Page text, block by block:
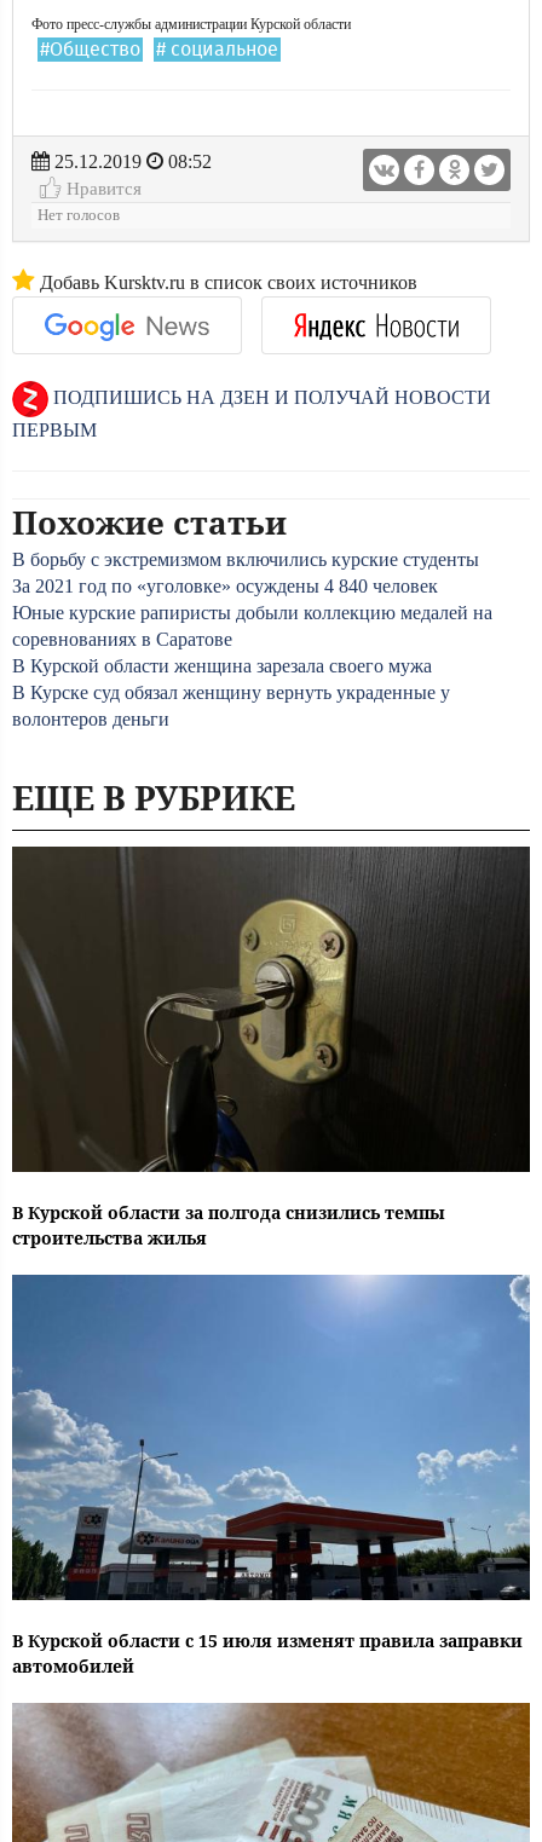
Фото пресс-службы администрации Курской области
#Общество # социальное
25.12.2019
08:52
Нравится
Нет голосов
Добавь Kursktv.ru в список своих источников
ПОДПИШИСЬ НА ДЗЕН И ПОЛУЧАЙ НОВОСТИ
ПЕРВЫМ
Похожие статьи
В борьбу с экстремизмом включились курские студенты
За 2021 год по «уголовке» осуждены 4 840 человек
Юные курские рапиристы добыли коллекцию медалей на
соревнованиях в Саратове
В Курской области женщина зарезала своего мужа
В Курске суд обязал женщину вернуть украденные у
волонтеров деньги
ЕЩЕ В РУБРИКЕ
В Курской области за полгода снизились темпы
строительства жилья
В Курской области с 15 июля изменят правила заправки
автомобилей